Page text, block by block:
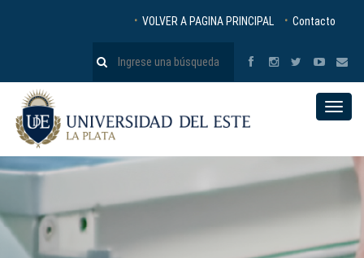
VOLVER A PAGINA PRINCIPAL Contacto
Toggle